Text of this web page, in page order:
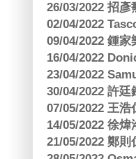
26/03/2022 招
02/04/2022
09/04/2022 鍾
16/04/2022
23/04/2022
30/04/2022 許
07/05/2022 王
14/05/2022 徐
21/05/2022 鄭